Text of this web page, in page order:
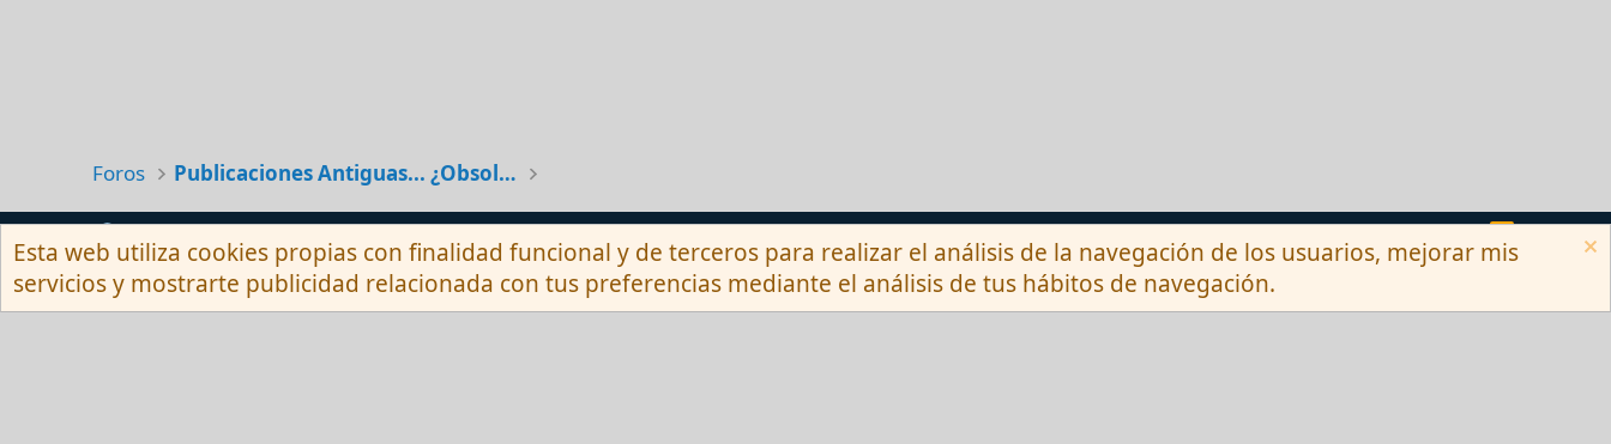
Foros Publicaciones Antiguas... ¿Obsoletas?
Español (Neutro) Tu Contactarnos Términos y reglas Privacy policy Ayuda
R
S
Community platform by XenForo ® © 2010-2026 XenForo Ltd.
Esta web utiliza cookies propias con finalidad funcional y de terceros para realizar el análisis de la navegación de los usuarios, mejorar mis
servicios y mostrarte publicidad relacionada con tus preferencias mediante el análisis de tus hábitos de navegación.